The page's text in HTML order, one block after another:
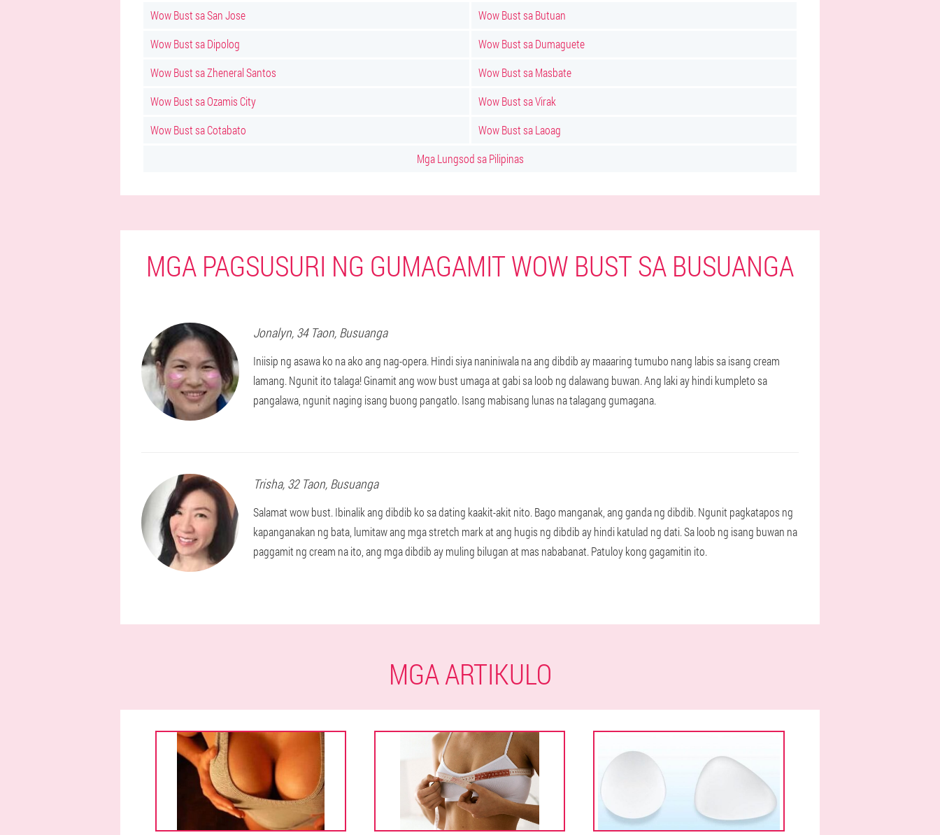
Wow Bust sa San Jose
Wow Bust sa Butuan
Wow Bust sa Dipolog
Wow Bust sa Dumaguete
Wow Bust sa Zheneral Santos
Wow Bust sa Masbate
Wow Bust sa Ozamis City
Wow Bust sa Virak
Wow Bust sa Cotabato
Wow Bust sa Laoag
Mga Lungsod sa Pilipinas
MGA PAGSUSURI NG GUMAGAMIT WOW BUST SA BUSUANGA
Jonalyn, 34 Taon, Busuanga
Iniisip ng asawa ko na ako ang nag-opera. Hindi siya naniniwala na ang dibdib ay maaaring tumubo nang labis sa isang cream
lamang. Ngunit ito talaga! Ginamit ang wow bust umaga at gabi sa loob ng dalawang buwan. Ang laki ay hindi kumpleto sa
pangalawa, ngunit naging isang buong pangatlo. Isang mabisang lunas na talagang gumagana.
Trisha, 32 Taon, Busuanga
Salamat wow bust. Ibinalik ang dibdib ko sa dating kaakit-akit nito. Bago manganak, ang ganda ng dibdib. Ngunit pagkatapos ng
kapanganakan ng bata, lumitaw ang mga stretch mark at ang hugis ng dibdib ay hindi katulad ng dati. Sa loob ng isang buwan na
paggamit ng cream na ito, ang mga dibdib ay muling bilugan at mas nababanat. Patuloy kong gagamitin ito.
MGA ARTIKULO